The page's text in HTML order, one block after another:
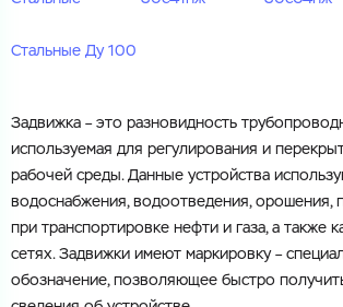
Комментарий
Cоглашаюсь на обработку персональных
ОТПРАВИТЬ
Город
Стальные Ду 100
Задвижка – это разновидность
используемая для регулирования и
рабочей среды. Данные устройства
водоснабжения, водоотведения, орошения,
при транспортировке нефти и газа, а также
сетях. Задвижки имеют маркировку–
обозначение, позволяющее быстро